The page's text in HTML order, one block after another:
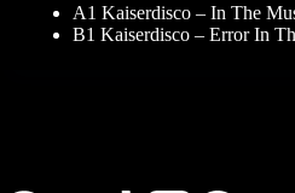
A1 Kaiserdisco – In The
B1 Kaiserdisco – Error In